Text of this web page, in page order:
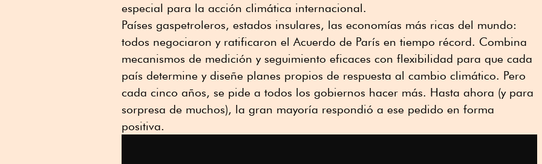
especial para la acción climática internacional.
Países gaspetroleros, estados insulares, las economías más ricas del mundo:
todos negociaron y ratificaron el Acuerdo de París en tiempo récord. Combina
mecanismos de medición y seguimiento eficaces con flexibilidad para que cada
país determine y diseñe planes propios de respuesta al cambio climático. Pero
cada cinco años, se pide a todos los gobiernos hacer más. Hasta ahora (y para
sorpresa de muchos), la gran mayoría respondió a ese pedido en forma
positiva.